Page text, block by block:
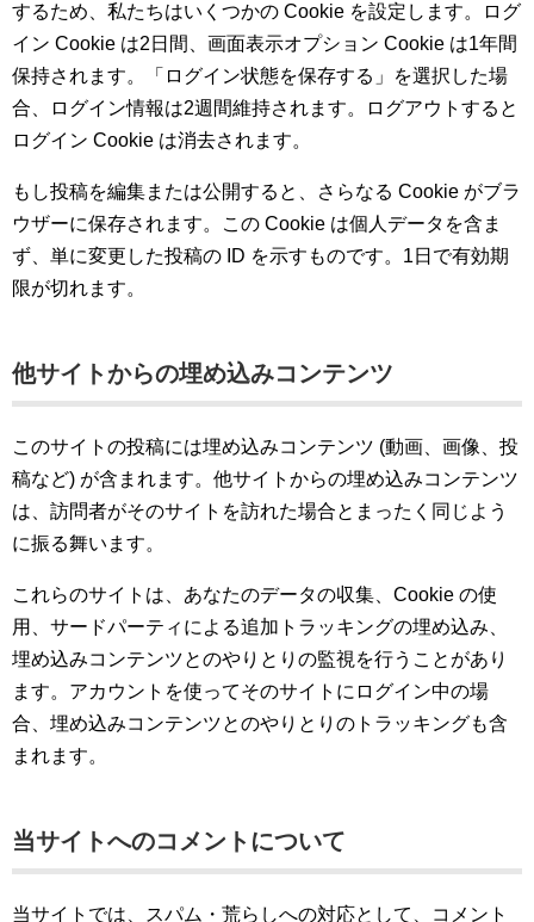
するため、私たちはいくつかの Cookie を設定します。ログ
イン Cookie は2日間、画面表示オプション Cookie は1年間
保持されます。「ログイン状態を保存する」を選択した場
合、ログイン情報は2週間維持されます。ログアウトすると
ログイン Cookie は消去されます。
もし投稿を編集または公開すると、さらなる Cookie がブラ
ウザーに保存されます。この Cookie は個人データを含ま
ず、単に変更した投稿の ID を示すものです。1日で有効期
限が切れます。
他サイトからの埋め込みコンテンツ
このサイトの投稿には埋め込みコンテンツ (動画、画像、投
稿など) が含まれます。他サイトからの埋め込みコンテンツ
は、訪問者がそのサイトを訪れた場合とまったく同じよう
に振る舞います。
これらのサイトは、あなたのデータの収集、Cookie の使
用、サードパーティによる追加トラッキングの埋め込み、
埋め込みコンテンツとのやりとりの監視を行うことがあり
ます。アカウントを使ってそのサイトにログイン中の場
合、埋め込みコンテンツとのやりとりのトラッキングも含
まれます。
当サイトへのコメントについて
当サイトでは、スパム・荒らしへの対応として、コメント